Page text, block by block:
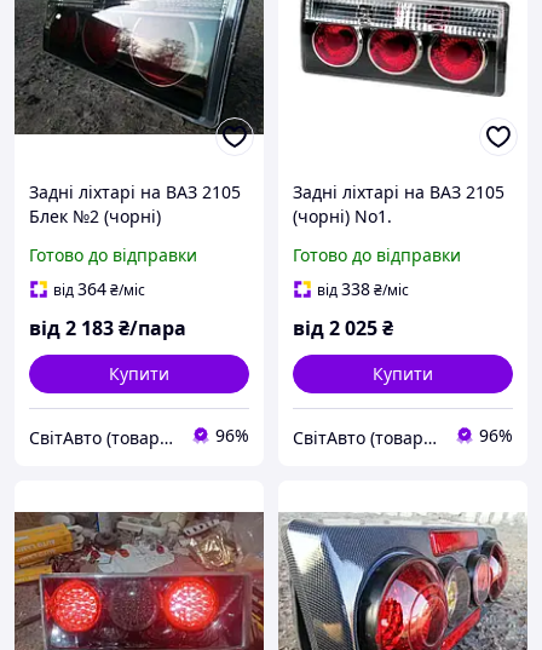
Задні ліхтарі на ВАЗ 2105
Блек №2 (чорні)
Готово до відправки
від364₴/міс
від2 183₴/пара
Купити
СвітАвто (товари для тюнінгу автомобілів ВАЗ) 96%
Задні ліхтарі на ВАЗ 2105
(чорні) No1.
Готово до відправки
від338₴/міс
від2 025₴
Купити
СвітАвто (товари для тюнінгу автомобілів ВАЗ) 96%